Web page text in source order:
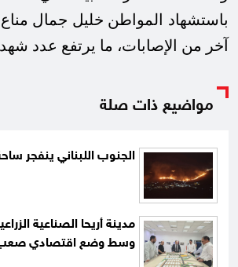
باستشهاد المواطن خليل جمال
آخر من الإصابات، ما يرتفع عدد
مواضيع ذات صلة
الجنوب اللبناني ينفجر
مدينة أريحا الصناعية
وسط وضع اقتصادي